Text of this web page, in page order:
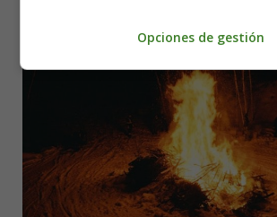
Opciones de gestión